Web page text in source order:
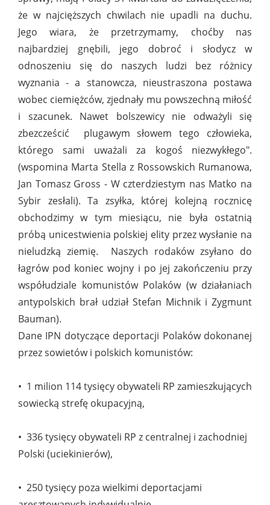
że w najcięższych chwilach nie upadli na duchu.
Jego wiara, że przetrzymamy, choćby nas
najbardziej gnębili, jego dobroć i słodycz w
odnoszeniu się do naszych ludzi bez różnicy
wyznania - a stanowcza, nieustraszona postawa
wobec ciemiężców, zjednały mu powszechną miłość
i szacunek. Nawet bolszewicy nie odważyli się
zbezcześcić plugawym słowem tego człowieka,
którego sami uważali za kogoś niezwykłego".
(wspomina Marta Stella z Rossowskich Rumanowa,
Jan Tomasz Gross - W czterdziestym nas Matko na
Sybir zesłali). Ta zsyłka, której kolejną rocznicę
obchodzimy w tym miesiącu, nie była ostatnią
próbą unicestwienia polskiej elity przez wysłanie na
nieludzką ziemię. Naszych rodaków zsyłano do
łagrów pod koniec wojny i po jej zakończeniu przy
współudziale komunistów Polaków (w działaniach
antypolskich brał udział Stefan Michnik i Zygmunt
Bauman).
Dane IPN dotyczące deportacji Polaków dokonanej
przez sowietów i polskich komunistów:
• 1 milion 114 tysięcy obywateli RP zamieszkujących
sowiecką strefę okupacyjną,
• 336 tysięcy obywateli RP z centralnej i zachodniej
Polski (uciekinierów),
• 250 tysięcy poza wielkimi deportacjami